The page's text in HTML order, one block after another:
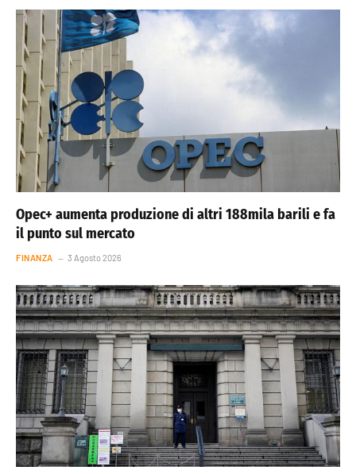
Opec+ aumenta produzione di altri 188mila barili e fa
il punto sul mercato
FINANZA 3 Agosto 2026